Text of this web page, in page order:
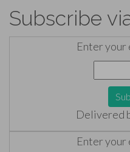
Subscribe
Enter your
Delivered
Enter your